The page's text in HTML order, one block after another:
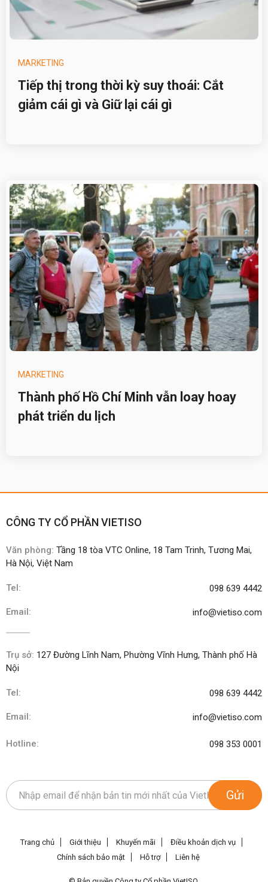
MARKETING
Tiếp thị trong thời kỳ suy thoái: Cắt
giảm cái gì và Giữ lại cái gì
MARKETING
Thành phố Hồ Chí Minh vẫn loay hoay
phát triển du lịch
CÔNG TY CỔ PHẦN VIETISO
Văn phòng: Tầng 18 tòa VTC Online, 18 Tam Trinh, Tương Mai,
Hà Nội, Việt Nam
Tel: 098 639 4442
Email: info@vietiso.com
Trụ sở: 127 Đường Lĩnh Nam, Phường Vĩnh Hưng, Thành phố Hà
Nội
Tel: 098 639 4442
Email: info@vietiso.com
Hotline: 098 353 0001
Gửi
Trang chủ Giới thiệu Khuyến mãi
Điều khoản dịch vụ
Chính sách bảo mật
Hỗ trợ Liên hệ